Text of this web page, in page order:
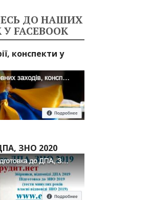
ДО НАШИХ
FACEBOOK
конспекти у
ЗНО 2020